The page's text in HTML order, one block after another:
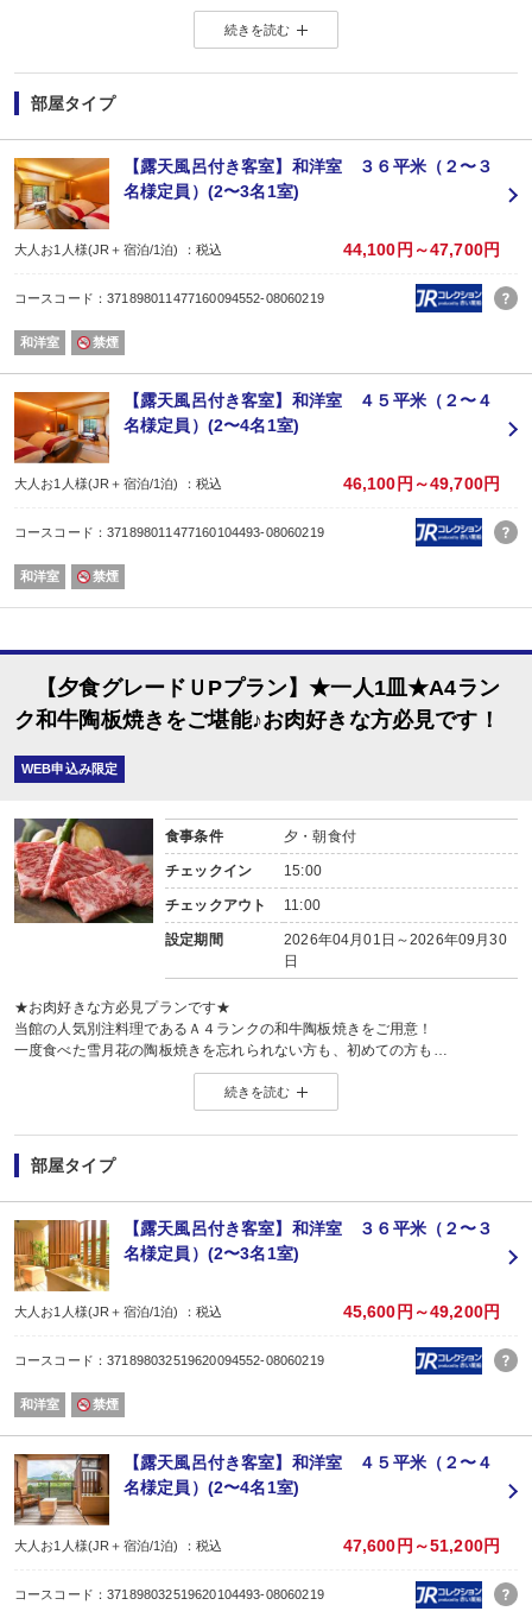
湯三昧もお愉しみいただけます。露天風呂付客室で、穏やかな時間を
-選べるご夕食-
趣の異なる２種類の料理から当日チェックイン順にグループ毎にお選び頂け
【お食事処花鳥】季節の食材をふんだんに使用した、色彩豊かな会席料理。
【お食事処風月】和牛しゃぶしゃぶ・お寿司がメインのコース。
-ご朝食-
和食膳をご用意しております。
（通常は夕食＝(1)17:30〜(2)20:00〜（先着順で承っております。）、朝食＝
※満席になり次第、空いているお時間のご案内になります。
◆食物アレルギーの対応について◆
恐れ入りますが、29品目以外のアレルギー、苦手食材、ベジタリアン、宗教
詳しくは公式サイトをご確認くださいませ。
◆温泉◆
■強羅温泉
露天風呂、内風呂 男女各１ヶ所
■炭酸泉風呂 男女各１ヶ所
■貸切風呂(無料/予約不要) ３ヶ所
続きを読む
部屋タイプ
【露天風呂付き客室】和洋室 ３６平米（２〜３
名様定員）(2〜3名1室)
大人お1人様(JR＋宿泊/1泊) ：税込 44,100円～47,700円
コースコード：371898011477160094552-08060219
和洋室 禁煙
【露天風呂付き客室】和洋室 ４５平米（２〜４
名様定員）(2〜4名1室)
大人お1人様(JR＋宿泊/1泊) ：税込 46,100円～49,700円
コースコード：371898011477160104493-08060219
和洋室 禁煙
【夕食グレードＵPプラン】★一人1皿★A4ラン
ク和牛陶板焼きをご堪能♪お肉好きな方必見です！
WEB申込み限定
食事条件 夕・朝食付
チェックイン 15:00
チェックアウト 11:00
設定期間
2026年04月01日～2026年09月30
日
★お肉好きな方必見プランです★
当館の人気別注料理であるＡ４ランクの和牛陶板焼きをご用意！
一度食べた雪月花の陶板焼きを忘れられない方も、初めての方も…
是非、料理長イチオシの『和牛陶板焼き』をお召し上がり下さいませ。
・『和牛陶板焼き』(大人一人/１皿)
◆お食事◆
-選べるご夕食-
趣の異なる２種類の料理から当日チェックイン順にグループ毎にお選び頂け
【お食事処花鳥】季節の食材をふんだんに使用した、色彩豊かな会席料理。
【お食事処風月】和牛しゃぶしゃぶ・お寿司がメインのコース。
-ご朝食-
和食膳をご用意しております。
（通常は夕食＝(1)17:30〜(2)20:00〜（先着順で承っております。）、朝食＝
※満席になり次第、空いているお時間のご案内になります。
食事の提供方法といたしまして、特定原材料等28品目を除去した「低アレル
個別のメニュー変更、除去は承っておりません。
恐れ入りますが、29品目以外のアレルギー、苦手食材、ベジタリアン、宗教上
詳しくは公式サイトをご確認くださいませ。
◆温泉◆
■強羅温泉
露天風呂、内風呂 男女各１ヶ所
■炭酸泉風呂 男女各１ヶ所
■貸切風呂(無料/予約不要) ３ヶ所
続きを読む
部屋タイプ
【露天風呂付き客室】和洋室 ３６平米（２〜３
名様定員）(2〜3名1室)
大人お1人様(JR＋宿泊/1泊) ：税込 45,600円～49,200円
コースコード：371898032519620094552-08060219
和洋室 禁煙
【露天風呂付き客室】和洋室 ４５平米（２〜４
名様定員）(2〜4名1室)
大人お1人様(JR＋宿泊/1泊) ：税込 47,600円～51,200円
コースコード：371898032519620104493-08060219